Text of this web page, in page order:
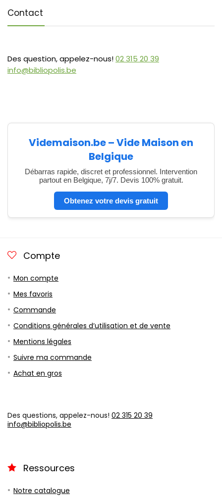
Contact
Des question, appelez-nous!02 315 20 39
info@bibliopolis.be
Videmaison.be – Vide Maison en
Belgique
Débarras rapide, discret et professionnel. Intervention
partout en Belgique, 7j/7. Devis 100% gratuit.
Obtenez votre devis gratuit
Compte
Mon compte
Mes favoris
Commande
Conditions générales d’utilisation et de vente
Mentions légales
Suivre ma commande
Achat en gros
Des questions, appelez-nous! 02 315 20 39
info@bibliopolis.be
Ressources
Notre catalogue